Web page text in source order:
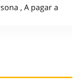
, A pagar a